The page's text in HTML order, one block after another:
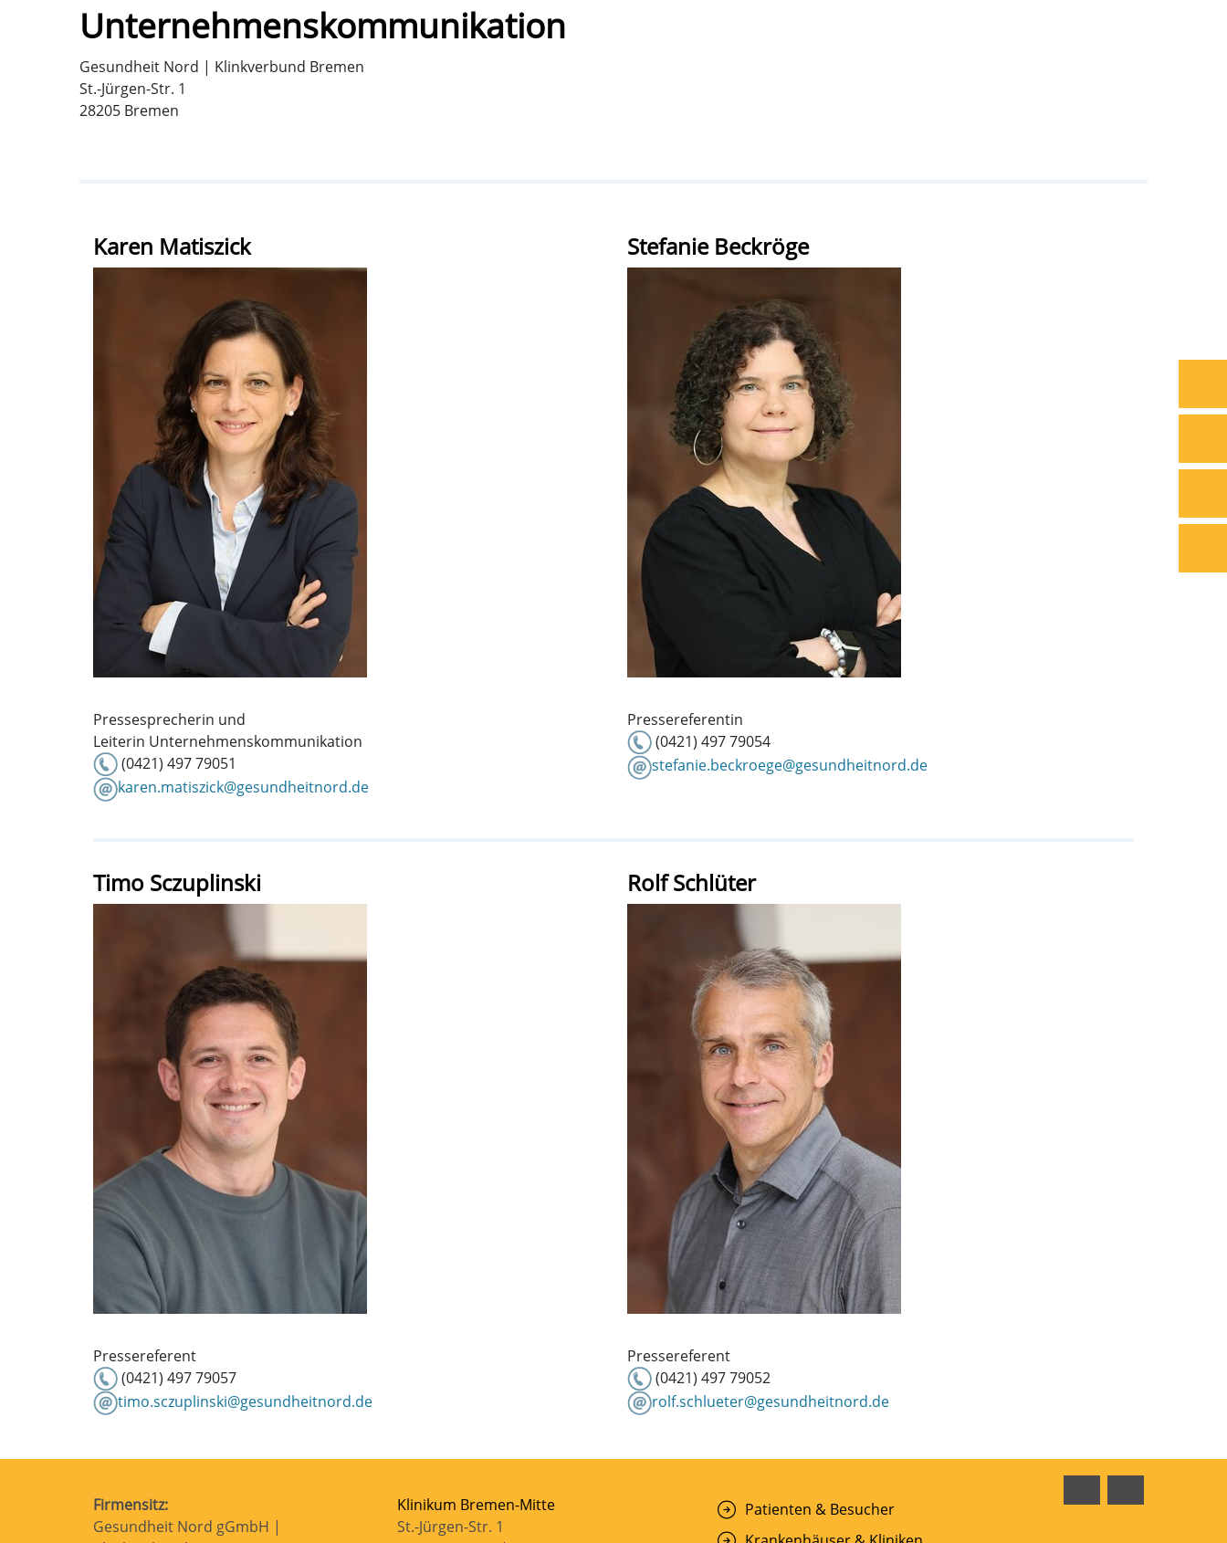
Unternehmenskommunikation
Gesundheit Nord | Klinkverbund Bremen
St.-Jürgen-Str. 1
28205 Bremen
Karen Matiszick
Pressesprecherin und
Leiterin Unternehmenskommunikation
(0421) 497 79051
karen.matiszick@gesundheitnord.de
Stefanie Beckröge
Pressereferentin
(0421) 497 79054
stefanie.beckroege@gesundheitnord.de
Timo Sczuplinski
Pressereferent
(0421) 497 79057
timo.sczuplinski@gesundheitnord.de
Rolf Schlüter
Pressereferent
(0421) 497 79052
rolf.schlueter@gesundheitnord.de
Firmensitz:
Gesundheit Nord gGmbH |
Klinikum Bremen-Mitte
St.-Jürgen-Str. 1
Patienten & Besucher